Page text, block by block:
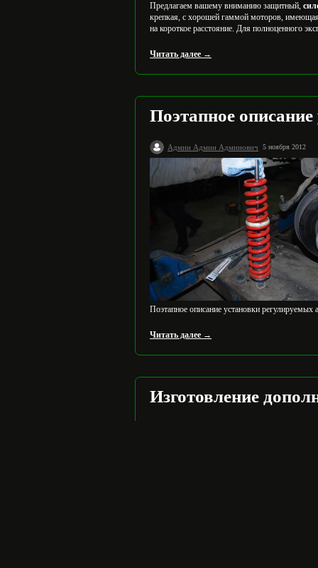
Предлагаем вашему вниманию защитный,
крепкая, с хорошей гаммой моторов, имеющая
на короткое расстояние. Для полноценного
Читать далее →
Поэтапное
Админ Админ Админович 5 ноября 2012
Поэтапное описание установки
Читать далее →
Изготовление